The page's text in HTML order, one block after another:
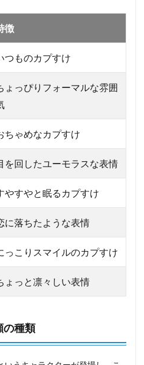
徴
つものカプすけ
ょっぴりフォーマルな雰囲
ちゃめなカプすけ
を回したユーモラスな表情
やすやと眠るカプすけ
に落ちたような表情
っこりスマイルのカプすけ
ょっと凛々しい表情
の種類